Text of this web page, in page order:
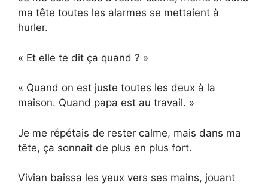
ma tête toutes les alarmes se mettaient à
hurler.
« Et elle te dit ça quand ? »
« Quand on est juste toutes les deux à la
maison. Quand papa est au travail. »
Je me répétais de rester calme, mais dans ma
tête, ça sonnait de plus en plus fort.
Vivian baissa les yeux vers ses mains, jouant